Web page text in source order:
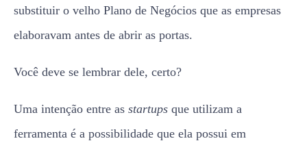
substituir o velho Plano de Negócios que as empresas
elaboravam antes de abrir as portas.
Você deve se lembrar dele, certo?
Uma intenção entre as startups que utilizam a
ferramenta é a possibilidade que ela possui em